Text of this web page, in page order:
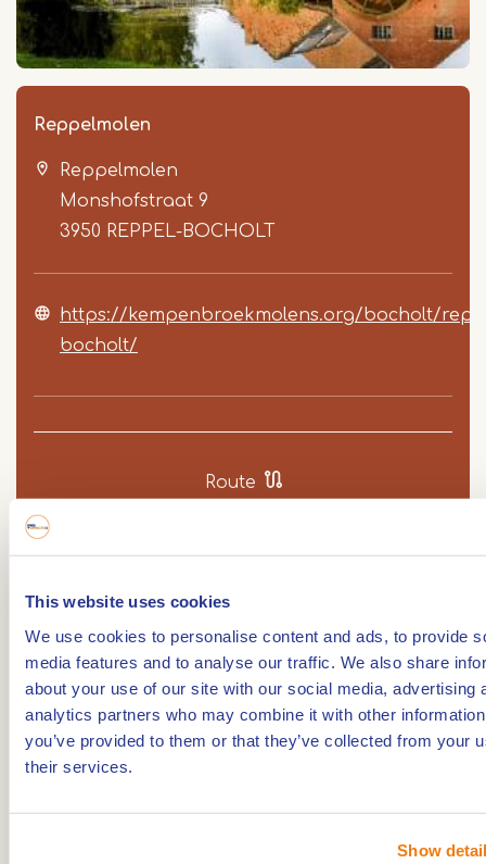
This website uses cookies
We use cookies to personalise content and ads, to provide
media features and to analyse our traffic. We also share
about your use of our site with our social media, advertising
analytics partners who may combine it with other
you’ve provided to them or that they’ve collected from your
their services.
Show
Reppelmolen
Reppelmolen
Monshofstraat 9
3950 REPPEL-BOCHOLT
https://kempenbroekmolens.org/bocholt/
bocholt/
Route
Onderslag watermolen, gebouwd voor 856 en
Aabeek.
Een van de oudste molens van België. Deze
geschiedenis van de molen gaat terug naar 710.
De molen omvatte vroeger drie molens: een
oliemolen, afgebroken in 1914 en schorsmolen